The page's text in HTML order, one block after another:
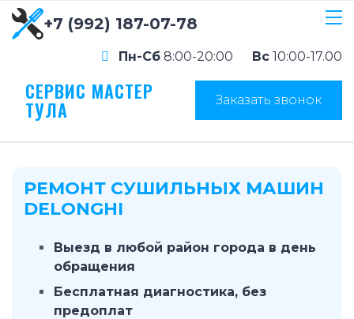
+7 (992) 187-07-78
Пн-Сб 8:00-20:00 Вс 10:00-17.00
СЕРВИС МАСТЕР
ТУЛА Заказать звонок
РЕМОНТ СУШИЛЬНЫХ МАШИН
DELONGHI
Выезд в любой район города в день
обращения
Бесплатная диагностика, без
предоплат